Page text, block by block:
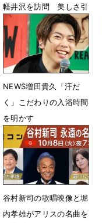
軽井沢を訪問 美しさ引
き立つルック
5月28日 07時42分
NEWS増田貴久「汗だ
く」こだわりの入浴時間
を明かす
6月5日 13時30分
谷村新司の歌唱映像と堀
内孝雄がアリスの名曲を